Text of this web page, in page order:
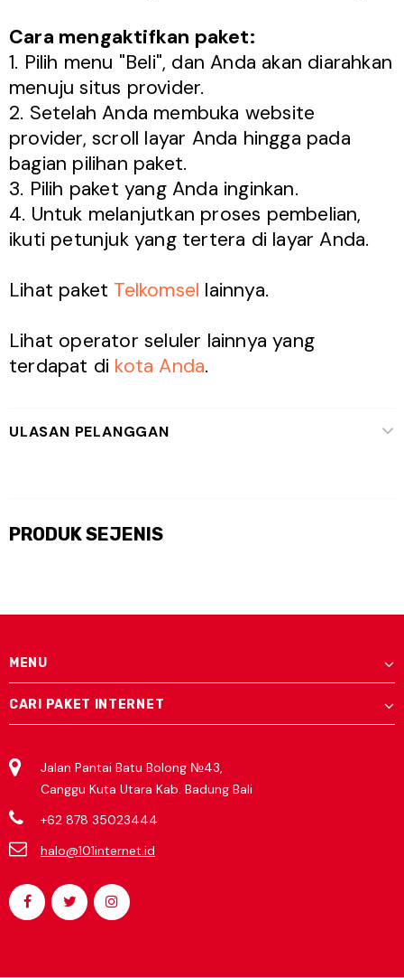
Cara mengaktifkan paket:
1. Pilih menu "Beli", dan Anda akan diarahkan
menuju situs provider.
2. Setelah Anda membuka website
provider, scroll layar Anda hingga pada
bagian pilihan paket.
3. Pilih paket yang Anda inginkan.
4. Untuk melanjutkan proses pembelian,
ikuti petunjuk yang tertera di layar Anda.
Lihat paket Telkomsel lainnya.
Lihat operator seluler lainnya yang
terdapat di kota Anda.
ULASAN PELANGGAN
PRODUK SEJENIS
MENU
CARI PAKET INTERNET
Jalan Pantai Batu Bolong №43,
Canggu Kuta Utara Kab. Badung Bali
+62 878 35023444
halo@101internet.id